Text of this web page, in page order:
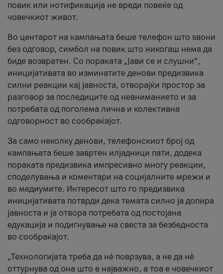
повик или нотификација не вреди повеќе од
човечкиот живот.
Во центарот на кампањата беше телефон што ѕвони
без одговор, симбол на повик што никогаш нема да
биде возвратен. Со пораката „Јави се и слушни“,
иницијативата во изминатите денови предизвика
силни реакции кај јавноста, отворајќи простор за
разговор за последиците од невниманието и за
потребата од поголема лична и колективна
одговорност во сообраќајот.
За само неколку денови, телефонскиот број од
кампањата беше завртен илјадници пати, додека
пораката предизвика импресивно многу реакции,
споделувања и коментари на социјалните мрежи и
во медиумите. Интересот што го предизвика
иницијативата потврди дека темата силно ја допира
јавноста и ја отвора потребата од постојана
едукација и подигнување на свеста за безбедноста
во сообраќајот.
„Технологијата треба да нè поврзува, а не да нè
оттурнува од она што е најважно, а тоа е човечкиот